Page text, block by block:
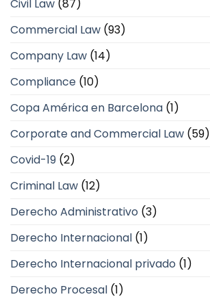
Civil Law (87)
Commercial Law (93)
Company Law (14)
Compliance (10)
Copa América en Barcelona (1)
Corporate and Commercial Law (59)
Covid-19 (2)
Criminal Law (12)
Derecho Administrativo (3)
Derecho Internacional (1)
Derecho Internacional privado (1)
Derecho Procesal (1)